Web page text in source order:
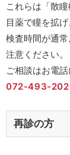
これらは「散
目薬で瞳を拡
検査時間が通
注意ください。
ご相談はお電
072-493-
再診の方